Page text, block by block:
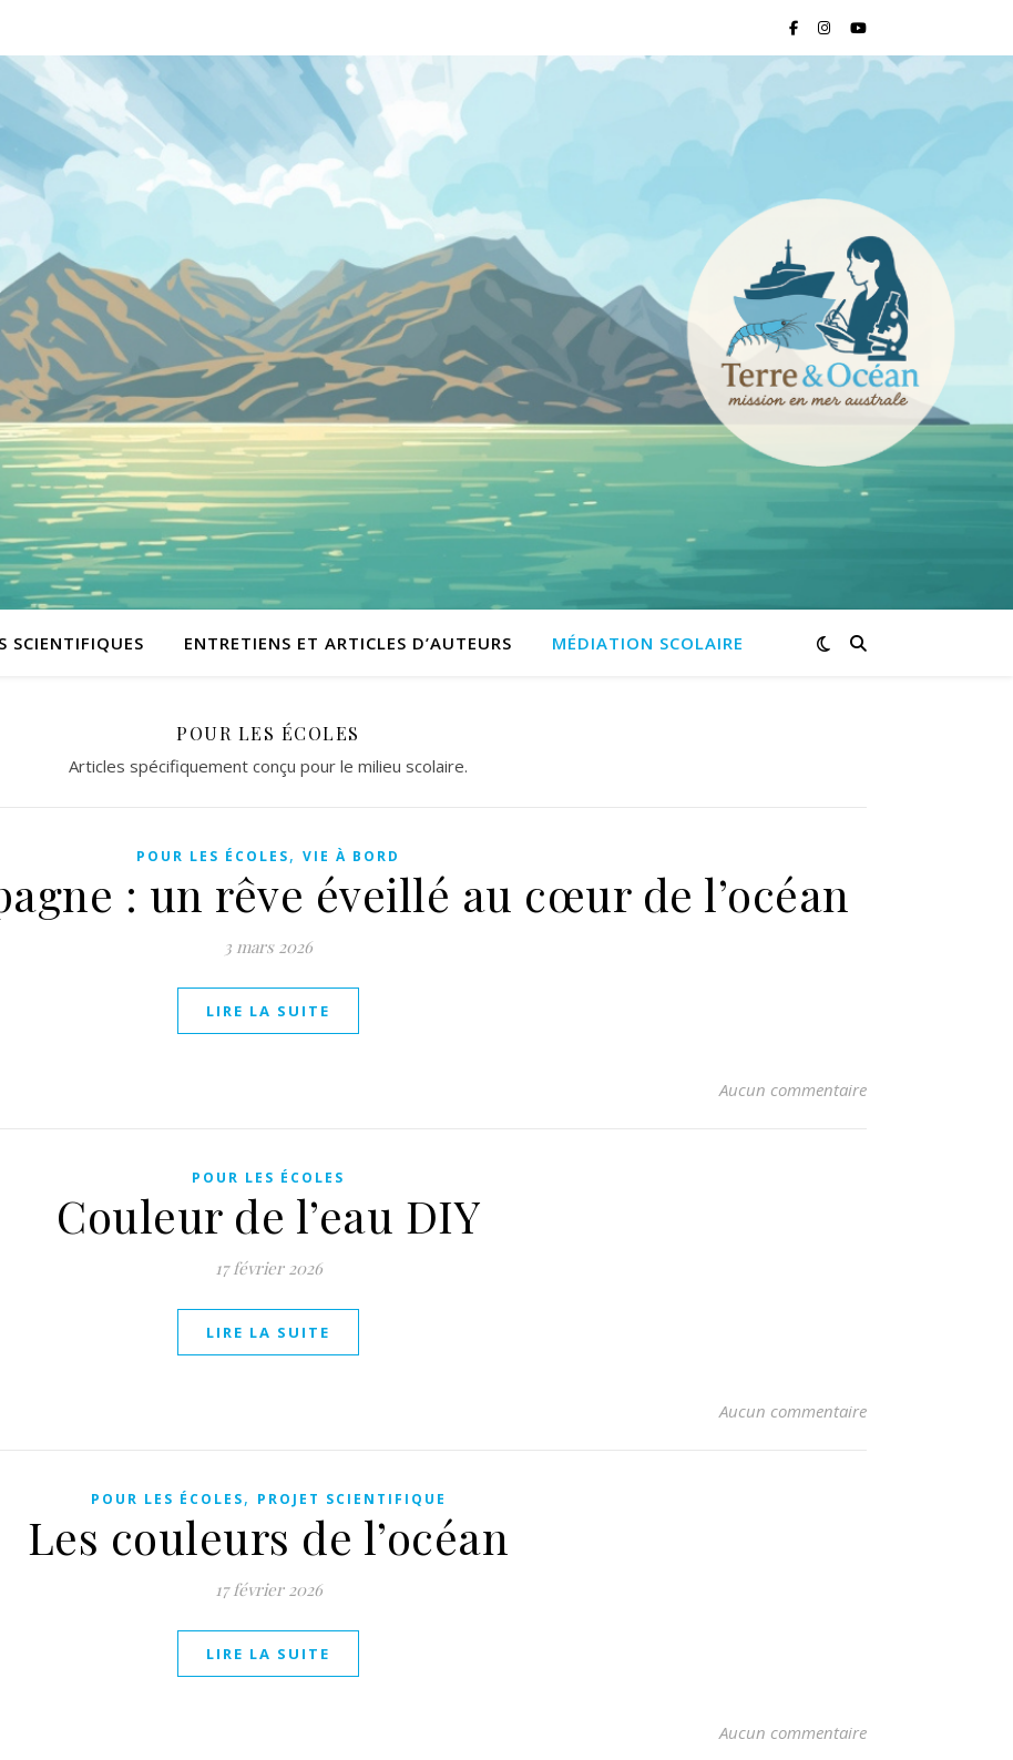
SCIENTIFIQUES ENTRETIENS ET ARTICLES D’AUTEURS MÉDIATION SCOLAIRE
POUR LES ÉCOLES
Articles spécifiquement conçu pour le milieu scolaire.
POUR LES ÉCOLES, VIE À BORD
: un rêve éveillé au cœur de l’océan
3 mars 2026
LIRE LA SUITE
Aucun commentaire
POUR LES ÉCOLES
Couleur de l’eau DIY
17 février 2026
LIRE LA SUITE
Aucun commentaire
POUR LES ÉCOLES, PROJET SCIENTIFIQUE
Les couleurs de l’océan
17 février 2026
LIRE LA SUITE
Aucun commentaire